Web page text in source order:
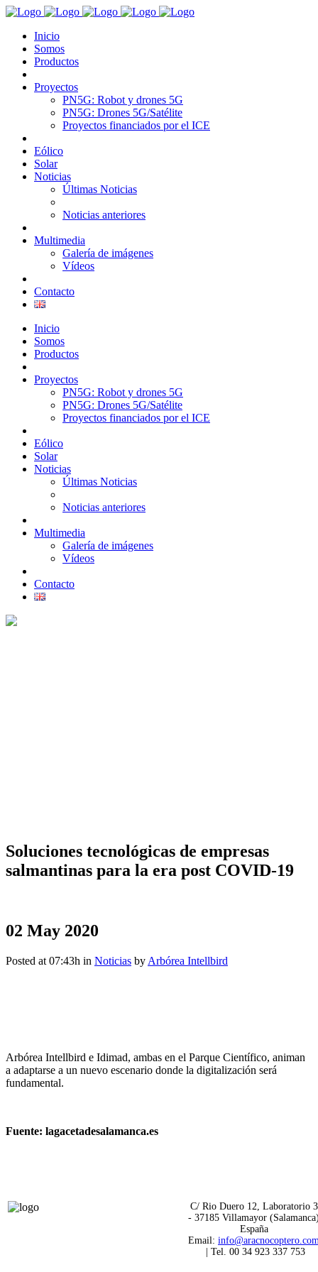
Inicio
Somos
Productos
Proyectos
PN5G: Robot y drones 5G
PN5G: Drones 5G/Satélite
Proyectos financiados por el ICE
Eólico
Solar
Noticias
Últimas Noticias
Noticias anteriores
Multimedia
Galería de imágenes
Vídeos
Contacto
Inicio
Somos
Productos
Proyectos
PN5G: Robot y drones 5G
PN5G: Drones 5G/Satélite
Proyectos financiados por el ICE
Eólico
Solar
Noticias
Últimas Noticias
Noticias anteriores
Multimedia
Galería de imágenes
Vídeos
Contacto
Soluciones tecnológicas de empresas
salmantinas para la era post COVID-19
02 May 2020
Posted at 07:43h in Noticias by Arbórea Intellbird
Arbórea Intellbird e Idimad, ambas en el Parque Científico, animan
a adaptarse a un nuevo escenario donde la digitalización será
fundamental.
Fuente: lagacetadesalamanca.es
C/ Rio Duero 12, Laboratorio 3
- 37185 Villamayor
España
Email:
| Tel. 00 34 923 337 753